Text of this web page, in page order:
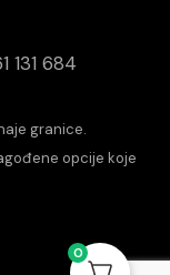
131 684
granice.
opcije koje
0